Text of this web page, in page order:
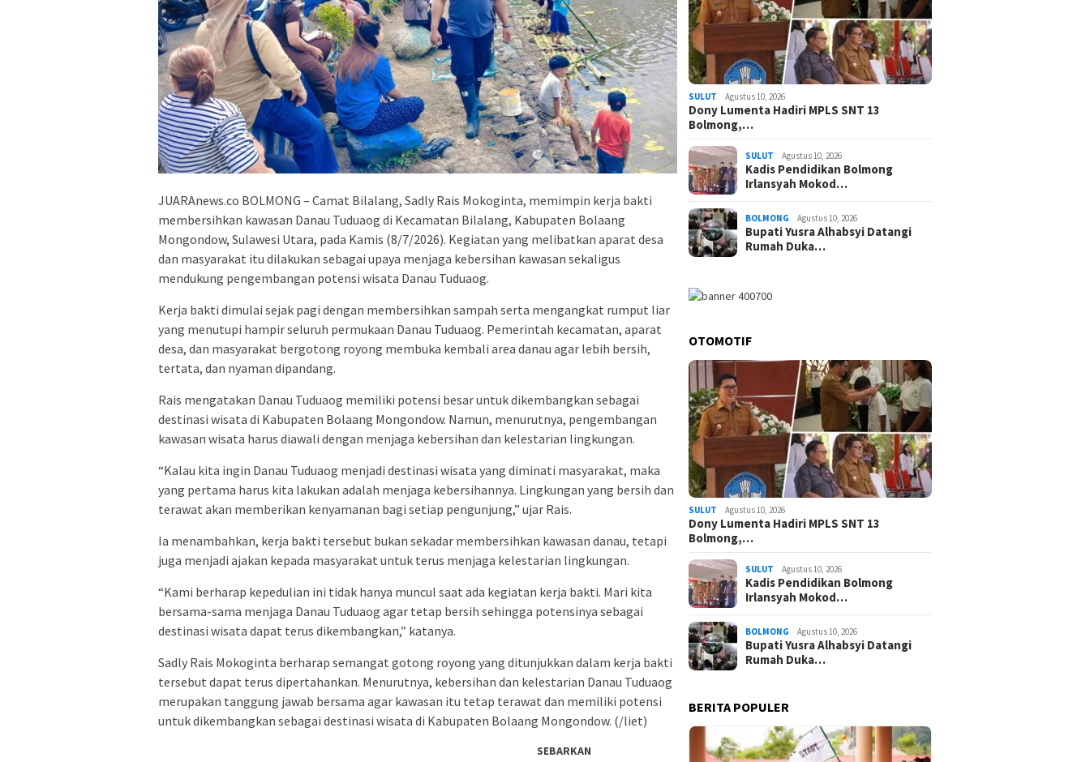
JUARAnews.co BOLMONG – Camat Bilalang, Sadly Rais Mokoginta, memimpin kerja bakti
membersihkan kawasan Danau Tuduaog di Kecamatan Bilalang, Kabupaten Bolaang
Mongondow, Sulawesi Utara, pada Kamis (8/7/2026). Kegiatan yang melibatkan aparat desa
dan masyarakat itu dilakukan sebagai upaya menjaga kebersihan kawasan sekaligus
mendukung pengembangan potensi wisata Danau Tuduaog.
Kerja bakti dimulai sejak pagi dengan membersihkan sampah serta mengangkat rumput liar
yang menutupi hampir seluruh permukaan Danau Tuduaog. Pemerintah kecamatan, aparat
desa, dan masyarakat bergotong royong membuka kembali area danau agar lebih bersih,
tertata, dan nyaman dipandang.
Rais mengatakan Danau Tuduaog memiliki potensi besar untuk dikembangkan sebagai
destinasi wisata di Kabupaten Bolaang Mongondow. Namun, menurutnya, pengembangan
kawasan wisata harus diawali dengan menjaga kebersihan dan kelestarian lingkungan.
“Kalau kita ingin Danau Tuduaog menjadi destinasi wisata yang diminati masyarakat, maka
yang pertama harus kita lakukan adalah menjaga kebersihannya. Lingkungan yang bersih dan
terawat akan memberikan kenyamanan bagi setiap pengunjung,” ujar Rais.
Ia menambahkan, kerja bakti tersebut bukan sekadar membersihkan kawasan danau, tetapi
juga menjadi ajakan kepada masyarakat untuk terus menjaga kelestarian lingkungan.
“Kami berharap kepedulian ini tidak hanya muncul saat ada kegiatan kerja bakti. Mari kita
bersama-sama menjaga Danau Tuduaog agar tetap bersih sehingga potensinya sebagai
destinasi wisata dapat terus dikembangkan,” katanya.
Sadly Rais Mokoginta berharap semangat gotong royong yang ditunjukkan dalam kerja bakti
tersebut dapat terus dipertahankan. Menurutnya, kebersihan dan kelestarian Danau Tuduaog
merupakan tanggung jawab bersama agar kawasan itu tetap terawat dan memiliki potensi
untuk dikembangkan sebagai destinasi wisata di Kabupaten Bolaang Mongondow. (/liet)
SEBARKAN
SULUT Agustus 10, 2026
Dony Lumenta Hadiri MPLS SNT 13
Bolmong,…
SULUT Agustus 10, 2026
Kadis Pendidikan Bolmong
Irlansyah Mokod…
BOLMONG Agustus 10, 2026
Bupati Yusra Alhabsyi Datangi
Rumah Duka…
OTOMOTIF
SULUT Agustus 10, 2026
Dony Lumenta Hadiri MPLS SNT 13
Bolmong,…
SULUT Agustus 10, 2026
Kadis Pendidikan Bolmong
Irlansyah Mokod…
BOLMONG Agustus 10, 2026
Bupati Yusra Alhabsyi Datangi
Rumah Duka…
BERITA POPULER